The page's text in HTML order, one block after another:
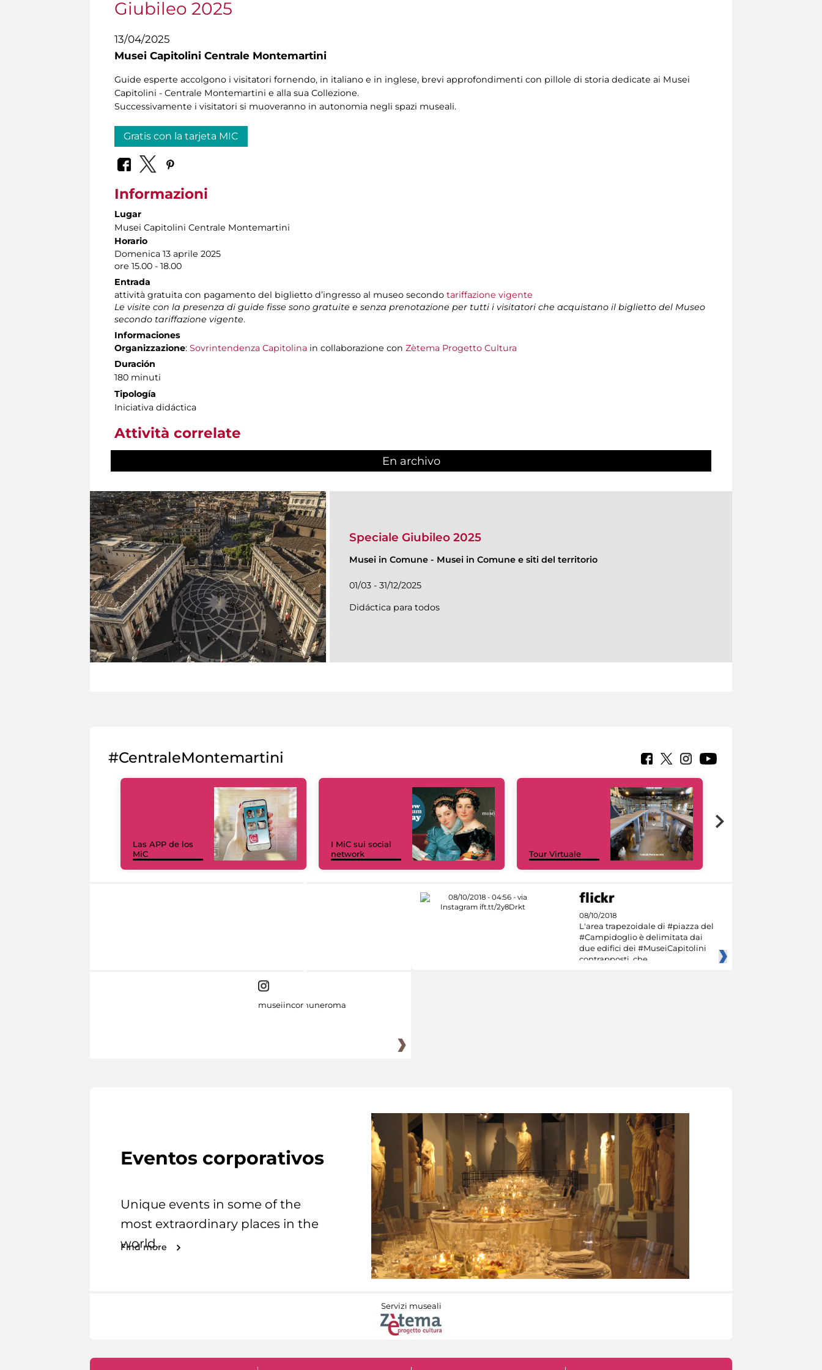
Giubileo 2025
13/04/2025
Musei Capitolini Centrale Montemartini
Guide esperte accolgono i visitatori fornendo, in italiano e in inglese, brevi approfondimenti con pillole di storia dedicate ai Musei
Capitolini - Centrale Montemartini e alla sua Collezione.
Successivamente i visitatori si muoveranno in autonomia negli spazi museali.
Gratis con la tarjeta MIC
Informazioni
Lugar
Musei Capitolini Centrale Montemartini
Horario
Domenica 13 aprile 2025
ore 15.00 - 18.00
Entrada
attività gratuita con pagamento del biglietto d’ingresso al museo secondo tariffazione vigente
Le visite con la presenza di guide fisse sono gratuite e senza prenotazione per tutti i visitatori che acquistano il biglietto del Museo
secondo tariffazione vigente.
Informaciones
Organizzazione: Sovrintendenza Capitolina in collaborazione con Zètema Progetto Cultura
Duración
180 minuti
Tipología
Iniciativa didáctica
Attività correlate
En archivo
Speciale Giubileo 2025
Musei in Comune - Musei in Comune e siti del territorio
01/03 - 31/12/2025
Didáctica para todos
#CentraleMontemartini
Las APP de los
MiC
I MiC sui social
network
Tour Virtuale
08/10/2018
L'area trapezoidale di #piazza del
#Campidoglio è delimitata dai
due edifici dei #MuseiCapitolini
contrapposti, che
museiincomuneroma
Eventos corporativos
Unique events in some of the
most extraordinary places in the
world.
Find more
Servizi museali